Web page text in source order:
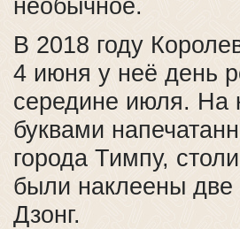
необычное.
В 2018 году
4 июня у неё день
середине июля. На
буквами
города Тимпу,
были наклеены
Дзонг.